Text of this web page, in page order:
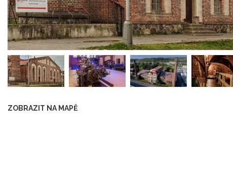
ZOBRAZIT NA MAPĚ